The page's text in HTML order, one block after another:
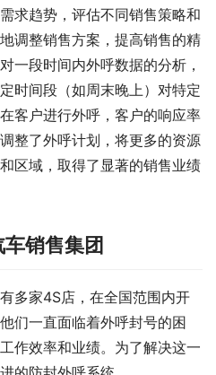
求趋势，评估不同销售策略和
调整销售方案，提高销售的精
一段时间内外呼数据的分析，
时间段（如周末晚上）对特定
客户进行外呼，客户的响应率
整了外呼计划，将更多的资源
区域，取得了显著的销售业绩
销售集团
多家4S店，在全国范围内开
们一直面临着外呼封号的困
作效率和业绩。为了解决这一